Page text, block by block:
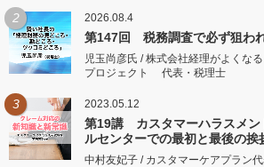
2 2026.08.4
第147回 税務調査で必ず狙わ
児玉尚彦氏 / 株式会社経理がよくな
プロジェクト 代表・税理士
3 2023.05.12
第19講 カスタマーハラスメ
ルセンターでの最初と最後の挨
中村友妃子 / カスタマーケアプラン